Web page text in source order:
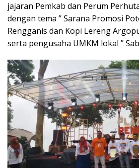
jajaran Pemkab dan Perum
dengan tema ” Sarana Promosi
Rengganis dan Kopi Lereng
serta pengusaha UMKM lokal ”